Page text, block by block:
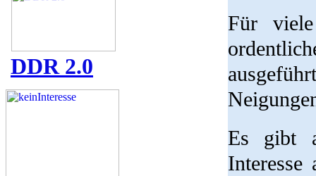
DDR 2.0
Für
Es gibt
Interesse